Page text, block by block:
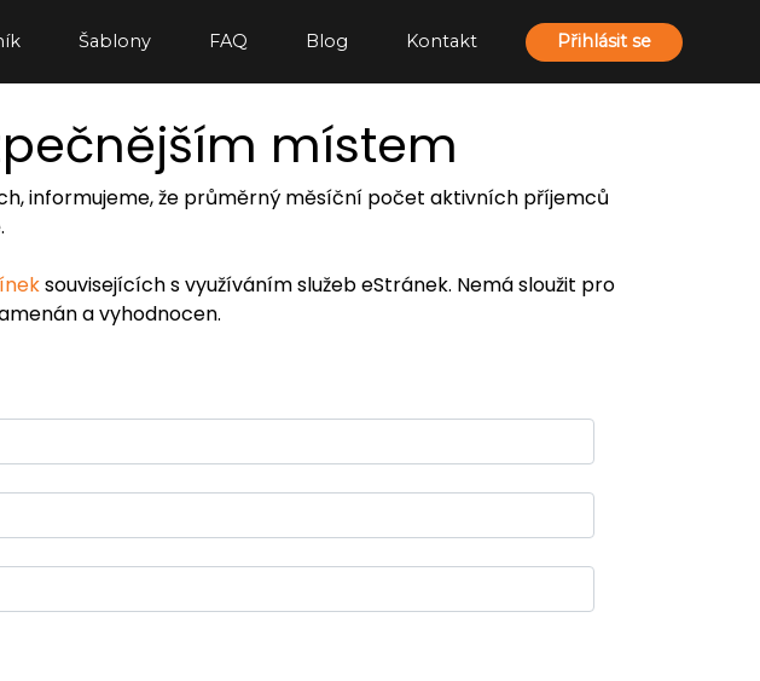
Šablony FAQ Blog Kontakt Přihlásit se
místem
informujeme, že průměrný měsíční počet aktivních příjemců
souvisejících s využíváním služeb eStránek. Nemá sloužit pro
a vyhodnocen.